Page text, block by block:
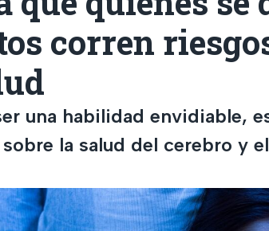
corren
una habilidad envidiable,
sobre la salud del cerebro y